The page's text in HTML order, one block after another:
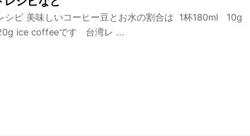
シピ 美味しいコーヒー豆とお水の割合は 1杯180ml 10g
ice coffeeです 台湾レ ...